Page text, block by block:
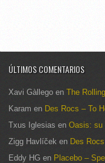
ÚLTIMOS COMENTARIOS
Xavi Gàllego en The
Karam en Des Rocs – To
Txus Iglesias en Oasis: su
Zigg Havlíček en Des
Eddy HG en Placebo –